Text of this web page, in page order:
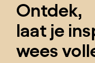
Ontdek,
laat je
wees